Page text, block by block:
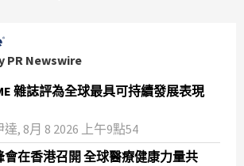
PR Newswire
雜誌評為全球最具可持續發展表現
, 8月 8 2026 上午9點54
會在香港召開 全球醫療健康力量共